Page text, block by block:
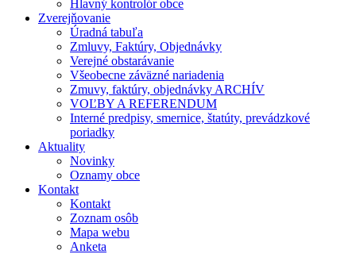
Hlavný kontrolór obce
Zverejňovanie
Úradná tabuľa
Zmluvy, Faktúry, Objednávky
Verejné obstarávanie
Všeobecne záväzné nariadenia
Zmuvy, faktúry, objednávky ARCHÍV
VOĽBY A REFERENDUM
Interné predpisy, smernice, štatúty, prevádzkové
poriadky
Aktuality
Novinky
Oznamy obce
Kontakt
Kontakt
Zoznam osôb
Mapa webu
Anketa